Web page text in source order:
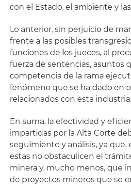
con el Estado, el ambiente y
Lo anterior, sin perjuicio de
frente a las posibles
funciones de los jueces, al
fuerza de sentencias, asuntos
competencia de la rama
fenómeno que se ha dado en
relacionados con esta industria.
En suma, la efectividad y
impartidas por la Alta Corte
seguimiento y análisis, ya que,
estas no obstaculicen el
minera y, mucho menos, que
de proyectos mineros que se